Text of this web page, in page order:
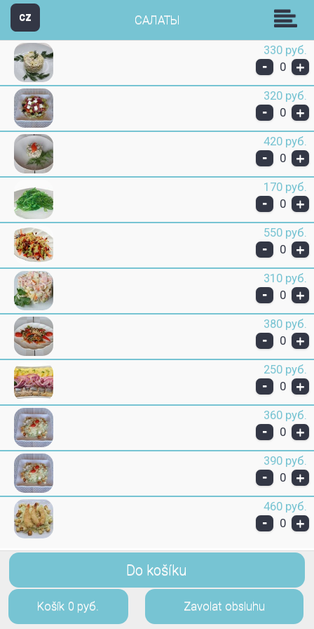
CZ Пицц-н-Ролл
САЛАТЫ
330 руб.
- 0 +
320 руб.
- 0 +
420 руб.
- 0 +
170 руб.
- 0 +
550 руб.
- 0 +
310 руб.
- 0 +
380 руб.
- 0 +
250 руб.
- 0 +
360 руб.
- 0 +
390 руб.
- 0 +
460 руб.
- 0 +
Do košíku
Košík 0 руб. Zavolat obsluhu